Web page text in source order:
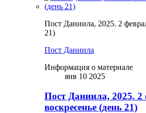
Пост Даниила, 2025. 2
21)
Пост Даниила
Информация о материале
янв 10 2025
Пост Даниила, 2025. 2
воскресенье (день 21)